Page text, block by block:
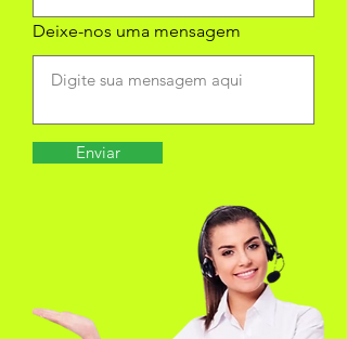
Deixe-nos uma mensagem
Enviar